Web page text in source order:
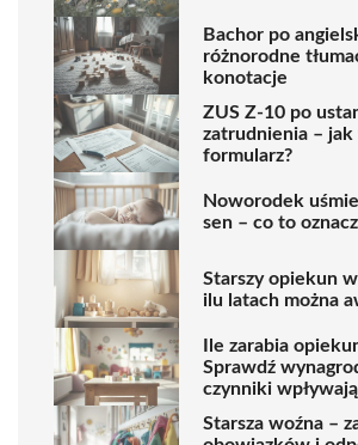
Bachor po
różnorodne
konotacje
ZUS Z-10 po
zatrudnienia – jak
formularz?
Noworodek
sen – co to
Starszy opiekun
ilu latach można
Ile zarabia
Sprawdź
czynniki
Starsza woźna –